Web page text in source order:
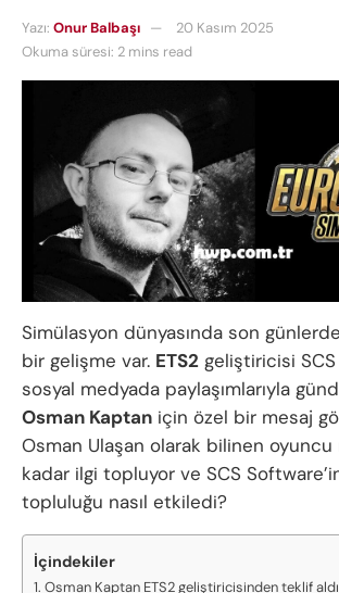
Yazı: Onur Balbaşı
20 Kasım 2025
Okuma süresi: 2 mins read
Simülasyon dünyasında son
bir gelişme var. ETS2 geliştiricisi
sosyal medyada paylaşımlarıyla
Osman Kaptan için özel bir mesaj
Osman Ulaşan olarak bilinen
kadar ilgi topluyor ve SCS
topluluğu nasıl etkiledi?
İçindekiler
Osman Kaptan ETS2 geliştiricisinden teklif